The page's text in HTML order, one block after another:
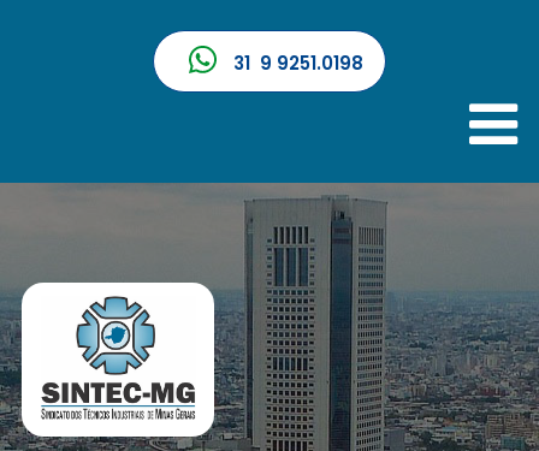
31 9 9251.0198